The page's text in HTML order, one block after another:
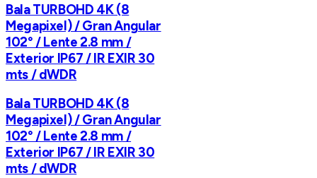
Bala TURBOHD 4K (8
Megapixel) / Gran Angular
102° / Lente 2.8 mm /
Exterior IP67 / IR EXIR 30
mts / dWDR
Bala TURBOHD 4K (8
Megapixel) / Gran Angular
102° / Lente 2.8 mm /
Exterior IP67 / IR EXIR 30
mts / dWDR